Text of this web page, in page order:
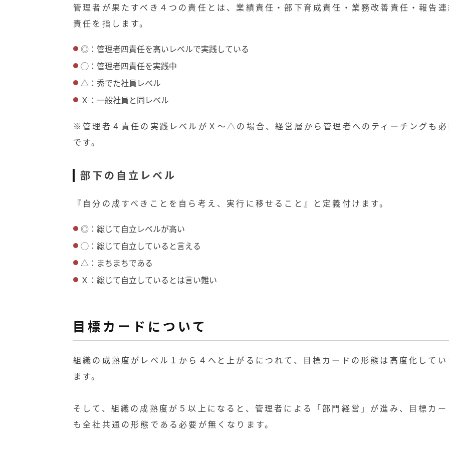
管理者が果たすべき４つの責任とは、業績責任・部下育成責任・業務改善責任・報告
責任を指します。
◎：管理者四責任を高いレベルで実践している
◯：管理者四責任を実践中
△：秀でた社員レベル
Ｘ：一般社員と同レベル
※管理者４責任の実践レベルがＸ～△の場合、経営層から管理者へのティーチングも
です。
部下の自立レベル
『自分の成すべきことを自ら考え、実行に移せること』と定義付けます。
◎：総じて自立レベルが高い
◯：総じて自立していると言える
△：まちまちである
Ｘ：総じて自立しているとは言い難い
目標カードについて
組織の成熟度がレベル１から４へと上がるにつれて、目標カードの形態は高度化して
ます。
そして、組織の成熟度が５以上になると、管理者による「部門経営」が進み、目標カ
も全社共通の形態である必要が無くなります。